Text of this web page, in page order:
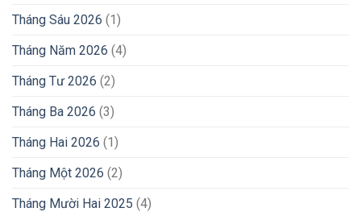
Tháng Sáu 2026 (1)
Tháng Năm 2026 (4)
Tháng Tư 2026 (2)
Tháng Ba 2026 (3)
Tháng Hai 2026 (1)
Tháng Một 2026 (2)
Tháng Mười Hai 2025 (4)